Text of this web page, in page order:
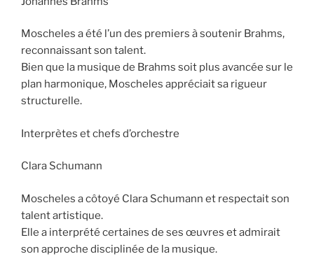
Moscheles a été l’un des premiers à soutenir Brahms,
reconnaissant son talent.
Bien que la musique de Brahms soit plus avancée sur le
plan harmonique, Moscheles appréciait sa rigueur
structurelle.
Interprètes et chefs d’orchestre
Clara Schumann
Moscheles a côtoyé Clara Schumann et respectait son
talent artistique.
Elle a interprété certaines de ses œuvres et admirait
son approche disciplinée de la musique.